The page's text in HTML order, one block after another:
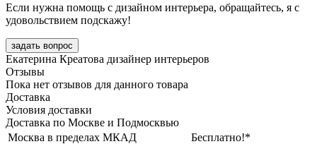
Если нужна помощь с дизайном интерьера, обращайтесь, я с
удовольствием подскажу!
задать вопрос
Екатерина Креатова дизайнер интерьеров
Отзывы
Пока нет отзывов для данного товара
Доставка
Условия доставки
Доставка по Москве и Подмосквью
Москва в пределах МКАД
Бесплатно!*